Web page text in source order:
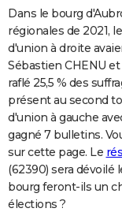
COPAINS D'AVANT
S'inscrire
Se connecter
Lycées
Collèges
Primaires
Universités
Entreprises
Service militaire
Avis de recherche
AVIS DE DÉCÈS
FORUM
Bricolage
Lifestyle
Culture
Sport
Auto
Television
Voyage
Cinema
Dans le bourg
régionales de 2021,
d'union à droite
Sébastien CHENU
raflé 25,5 % des
présent au second
d'union à gauche
gagné 7 bulletins.
sur cette page. Le
(62390) sera dévoilé
bourg feront-ils un
élections ?